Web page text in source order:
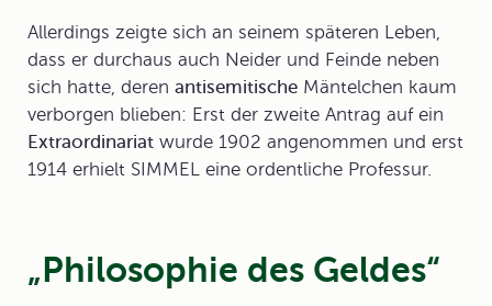
Allerdings zeigte sich an seinem späteren Leben,
dass er durchaus auch Neider und Feinde neben
sich hatte, deren antisemitische Mäntelchen kaum
verborgen blieben: Erst der zweite Antrag auf ein
Extraordinariat wurde 1902 angenommen und erst
1914 erhielt SIMMEL eine ordentliche Professur.
„Philosophie des Geldes“